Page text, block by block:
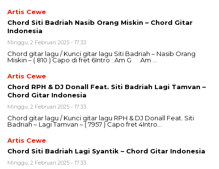
Artis Cewe
Chord Siti Badriah Nasib Orang Miskin – Chord Gitar
Indonesia
Minggu, 2 Februari 2025 - 17:33
Chord gitar lagu / Kunci gitar lagu Siti Badriah – Nasib Orang
Miskin – ( 810 ) Capo di fret 6Intro : Am G Am …
Artis Cewe
Chord RPH & DJ Donall Feat. Siti Badriah Lagi Tamvan –
Chord Gitar Indonesia
Minggu, 2 Februari 2025 - 17:33
Chord gitar lagu / Kunci gitar lagu RPH & DJ Donall Feat. Siti
Badriah – Lagi Tamvan – ( 7957 ) Capo fret 4Intro…
Artis Cewe
Chord Siti Badriah Lagi Syantik – Chord Gitar Indonesia
Minggu, 2 Februari 2025 - 17:33